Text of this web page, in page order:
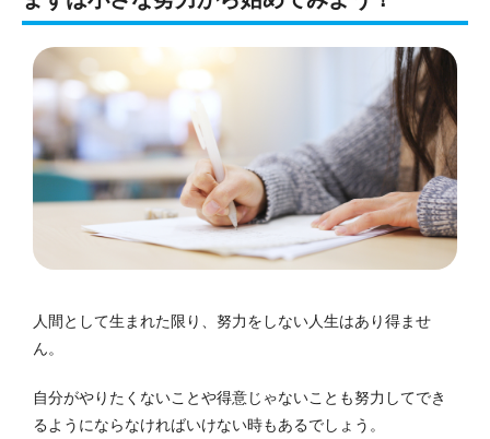
人間として生まれた限り、努力をしない人生はあり得ませ
ん。
自分がやりたくないことや得意じゃないことも努力してでき
るようにならなければいけない時もあるでしょう。